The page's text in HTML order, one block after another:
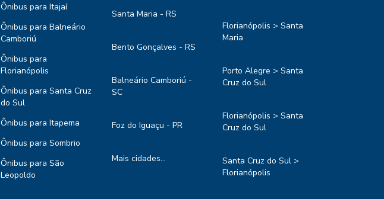
Ônibus para Itajaí
Ônibus para Balneário
Camboriú
Ônibus para
Florianópolis
Ônibus para Santa Cruz
do Sul
Ônibus para Itapema
Ônibus para Sombrio
Ônibus para São
Leopoldo
Santa Maria - RS
Bento Gonçalves - RS
Balneário Camboriú -
SC
Foz do Iguaçu - PR
Mais cidades...
Florianópolis > Santa
Maria
Porto Alegre > Santa
Cruz do Sul
Florianópolis > Santa
Cruz do Sul
Santa Cruz do Sul >
Florianópolis